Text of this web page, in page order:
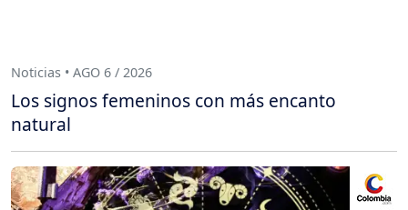
Noticias • AGO 6 / 2026
Los signos femeninos con más encanto
natural